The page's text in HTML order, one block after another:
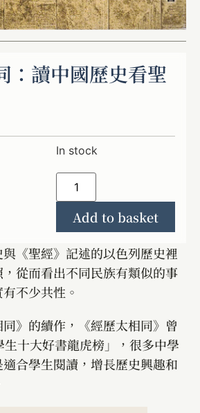
：讀中國歷史看聖
In stock
Add to basket
《聖經》記述的以色列歷史裡
從而看出不同民族有類似的事
不少共性。
》的續作，《經歷太相同》曾
生十大好書龍虎榜」，很多中學
合學生閱讀，增長歷史興趣和